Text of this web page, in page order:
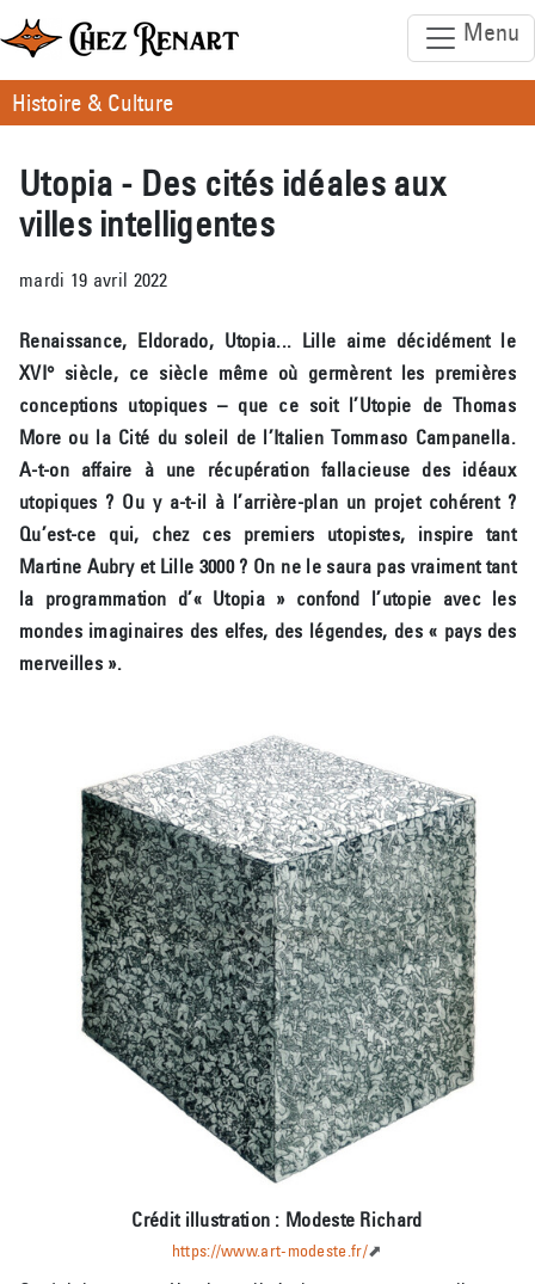
Menu
Histoire & Culture
Utopia - Des cités idéales aux
villes intelligentes
mardi 19 avril 2022
Renaissance, Eldorado, Utopia... Lille aime décidément le
XVI° siècle, ce siècle même où germèrent les premières
conceptions utopiques – que ce soit l’Utopie de Thomas
More ou la Cité du soleil de l’Italien Tommaso Campanella.
A-t-on affaire à une récupération fallacieuse des idéaux
utopiques ? Ou y a-t-il à l’arrière-plan un projet cohérent ?
Qu’est-ce qui, chez ces premiers utopistes, inspire tant
Martine Aubry et Lille 3000 ? On ne le saura pas vraiment tant
la programmation d’« Utopia » confond l’utopie avec les
mondes imaginaires des elfes, des légendes, des « pays des
merveilles ».
Crédit illustration : Modeste Richard
https://www.art-modeste.fr/